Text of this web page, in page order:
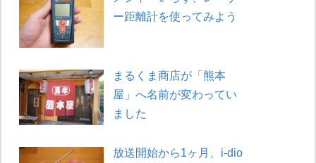
ー距離計を使ってみよう
まるくま商店が「熊本
屋」へ名前が変わってい
ました
放送開始から1ヶ月、i-dio